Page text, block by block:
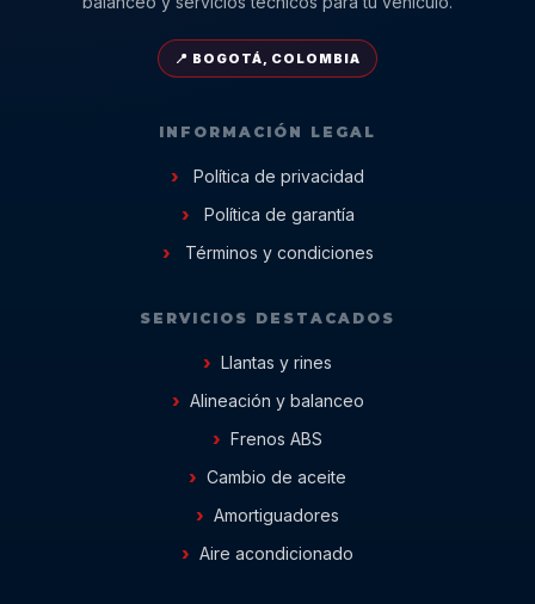
📍 BOGOTÁ, COLOMBIA
INFORMACIÓN LEGAL
Política de privacidad
Política de garantía
Términos y condiciones
SERVICIOS DESTACADOS
Llantas y rines
Alineación y balanceo
Frenos ABS
Cambio de aceite
Amortiguadores
Aire acondicionado